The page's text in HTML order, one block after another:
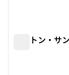
ヒルトン・サ